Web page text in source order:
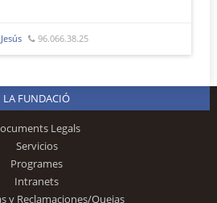
Jesús 96.066.38.25
LA FUNDACIÓ
Legals
Servicios
Programes
Intranets
y Reclamaciones/Quejas